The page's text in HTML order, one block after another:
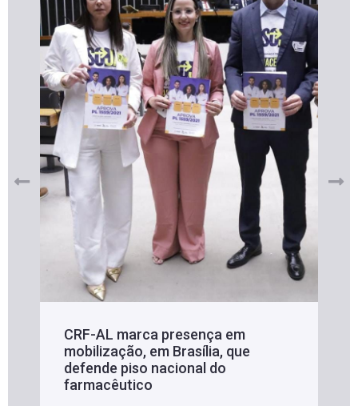
CRF-AL marca presença em
mobilização, em Brasília, que
defende piso nacional do
farmacêutico